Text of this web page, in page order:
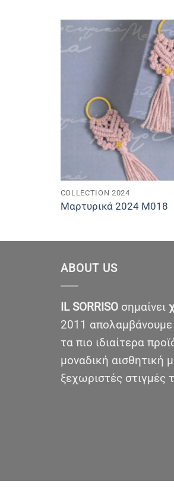
COLLECTION 2024
Μαρτυρικά 2024 M018
ABOUT US
IL SORRISO σημαίνει
2011
τα πιο ιδιαίτερα
μοναδική αισθητική
ξεχωριστές στιγμές